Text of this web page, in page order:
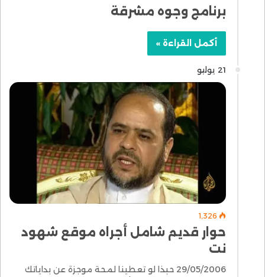
برنامج وجوه مشرقة
أكمل القراءة »
21 يوليو
1٬326
حوار قديم شامل أجراه موقع شهود
نت
29/05/2006 حبذا لو تعطينا لمحة موجزة عن بداياتك